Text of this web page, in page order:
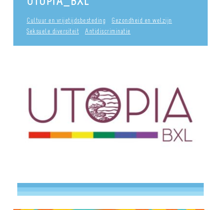
Cultuur en vrijetijdsbesteding
Gezondheid en welzijn
Seksuele diversiteit
Antidiscriminatie